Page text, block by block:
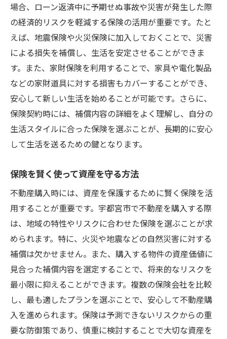
場合、ローン返済中に予期せぬ事故や災害が発生した際
の経済的リスクを軽減する保険の活用が重要です。たと
えば、地震保険や火災保険に加入しておくことで、災害
による損失を補償し、生活を安定させることができま
す。また、家財保険を利用することで、家具や電化製品
などの家財道具に対する損害もカバーすることができ、
安心して新しい生活を始めることが可能です。さらに、
保険契約時には、補償内容の詳細をよく理解し、自分の
生活スタイルに合った保険を選ぶことが、長期的に安心
して生活を送るための鍵となります。
保険を賢く使って資産を守る方法
不動産購入時には、資産を保護するために賢く保険を活
用することが重要です。宇都宮市で不動産を購入する際
は、地域の特性やリスクに合わせた保険を選ぶことが求
められます。特に、火災や地震などの自然災害に対する
補償は欠かせません。また、購入する物件の資産価値に
見合った補償内容を選定することで、将来的なリスクを
最小限に抑えることができます。複数の保険会社を比較
し、最も適したプランを選ぶことで、安心して不動産購
入を進められます。保険は予測できないリスクからの重
要な防御策であり、慎重に検討することで大切な資産を